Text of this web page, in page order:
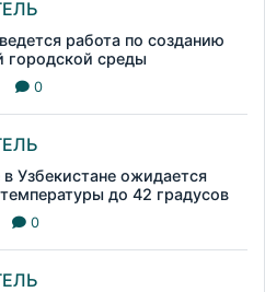
работа по созданию
городской среды
0
Узбекистане ожидается
до 42 градусов
0